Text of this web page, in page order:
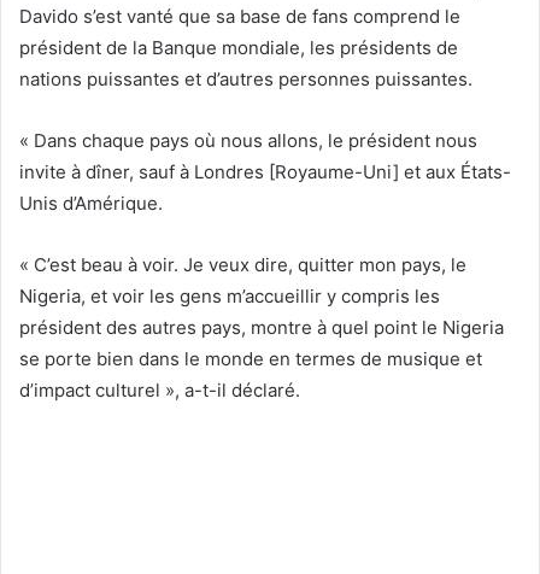
Davido s’est vanté que sa base de fans comprend le
président de la Banque mondiale, les présidents de
nations puissantes et d’autres personnes puissantes.
« Dans chaque pays où nous allons, le président nous
invite à dîner, sauf à Londres [Royaume-Uni] et aux États-
Unis d’Amérique.
« C’est beau à voir. Je veux dire, quitter mon pays, le
Nigeria, et voir les gens m’accueillir y compris les
président des autres pays, montre à quel point le Nigeria
se porte bien dans le monde en termes de musique et
d’impact culturel », a-t-il déclaré.